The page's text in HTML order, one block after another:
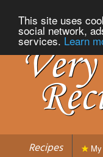
This site uses
social network,
services. Learn
Recipes